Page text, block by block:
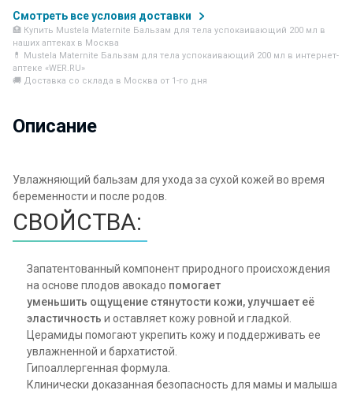
Смотреть все условия доставки
🏥 Купить Mustela Maternite Бальзам для тела успокаивающий 200 мл в
наших аптеках в Москва
💊 Mustela Maternite Бальзам для тела успокаивающий 200 мл в интернет-
аптеке «WER.RU»
🚚 Доставка со склада в Москва от 1-го дня
Описание
Увлажняющий бальзам для ухода за сухой кожей во время
беременности и после родов.
СВОЙСТВА:
Запатентованный компонент природного происхождения
на основе плодов авокадо помогает
уменьшить ощущение стянутости кожи, улучшает её
эластичность и оставляет кожу ровной и гладкой.
Церамиды помогают укрепить кожу и поддерживать ее
увлажненной и бархатистой.
Гипоаллергенная формула.
Клинически доказанная безопасность для мамы и малыша